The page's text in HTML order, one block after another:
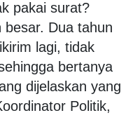
pakai surat?
besar. Dua tahun
lagi, tidak
bertanya
dijelaskan yang
Politik,